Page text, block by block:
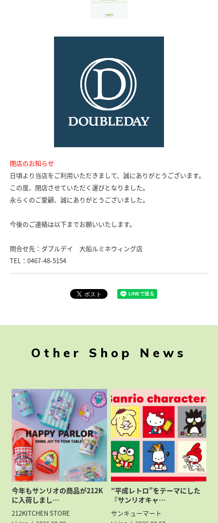
閉店のお知らせ
日頃より当店をご利用いただきまして、誠にありがとうございます。
この度、閉店させていただく運びとなりました。
永らくのご愛顧、誠にありがとうございました。
今後のご連絡は以下までお願いいたします。
問合せ先：ダブルデイ 大船ルミネウィング店
TEL：0467-48-5154
Other Shop News
今年もサンリオの商品が212K
に入荷しまし…
212KITCHEN STORE
”平成レトロ”をテーマにした
『サンリオキャ…
サンキューマート